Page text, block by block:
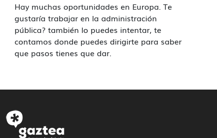
Hay muchas oportunidades en Europa. Te
gustaría trabajar en la administración
pública? también lo puedes intentar, te
contamos donde puedes dirigirte para saber
que pasos tienes que dar.